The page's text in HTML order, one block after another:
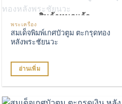
page
เพิ่มรายการโปรด
สินค้าหมดแล้ว
พระเครื่อง
สมเด็จพิมพ์เกศบัวตูม ตะกรุดทอง
หลังพระชัยนวะ
อ่านเพิ่ม